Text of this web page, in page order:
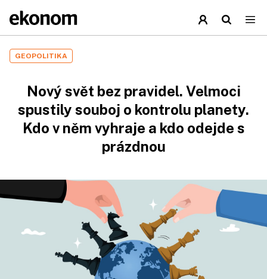
GEOPOLITIKA
Nový svět bez pravidel. Velmoci
spustily souboj o kontrolu planety.
Kdo v něm vyhraje a kdo odejde s
prázdnou